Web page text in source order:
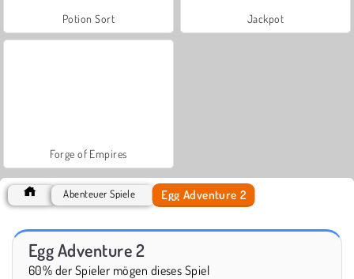
Potion Sort Jackpot
Forge of Empires
Abenteuer Spiele Egg Adventure 2
Egg Adventure 2
60% der Spieler mögen dieses Spiel